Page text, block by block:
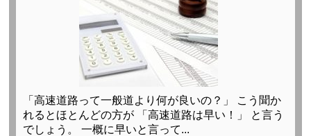
「高速道路って一般道より何が良いの？」 こう聞か
れるとほとんどの方が 「高速道路は早い！」 と言う
でしょう。 一概に早いと言って...